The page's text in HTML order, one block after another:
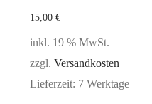
15,00€
inkl. 19 % MwSt.
zzgl.Versandkosten
Lieferzeit: 7 Werktage